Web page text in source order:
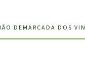
DEMARCADA DOS